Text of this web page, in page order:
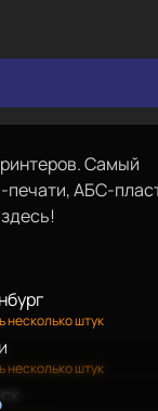
Самый
печати, АБС-
несколько штук
несколько штук